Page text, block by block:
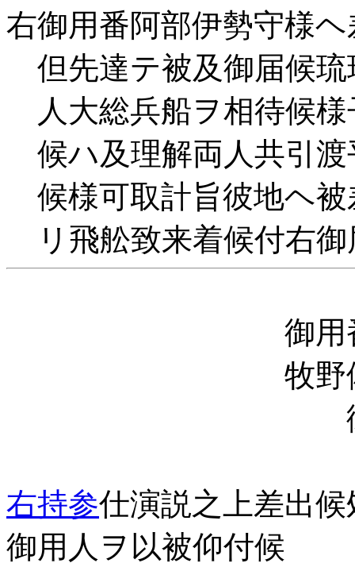
右御用番阿部伊勢守様
但先達テ被及御届候琉
人大総兵船ヲ相待候様
候ハ及理解両人共引渡
候様可取計旨彼地ヘ被
リ飛舩致来着候付右御
御用
牧野備前
御用
右持参仕演説之上差出
御用人ヲ以被仰付候